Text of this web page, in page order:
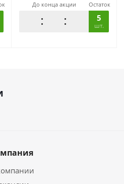
До конца акции Остаток
5
шт.